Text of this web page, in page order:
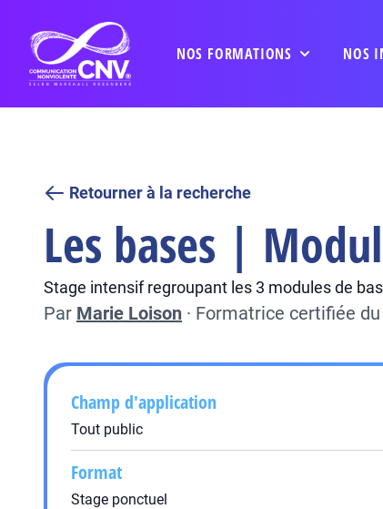
NOS FORMATIONS NOS
Retourner à la recherche
Les bases |
Stage intensif regroupant les 3 modules de
Par Marie Loison · Formatrice certifiée du
Champ d'application
Tout public
Format
Stage ponctuel